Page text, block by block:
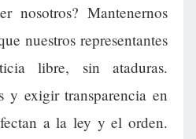
nosotros? Mantenernos
nuestros representantes
libre, sin ataduras.
y exigir transparencia en
a la ley y el orden.